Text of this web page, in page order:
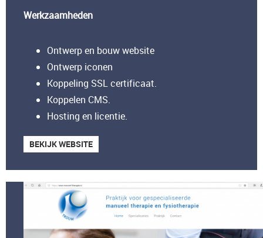
Werkzaamheden
Ontwerp en bouw website
Ontwerp iconen
Koppeling SSL certificaat.
Koppelen CMS.
Hosting en licentie.
BEKIJK WEBSITE